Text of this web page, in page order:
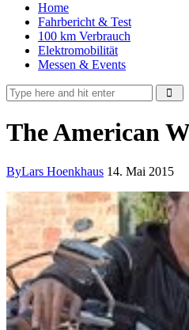
Home
Fahrbericht & Test
100 km Verbrauch
Elektromobilität
Messen & Events
The American
ByLars Hoenkhaus 14. Mai 2015